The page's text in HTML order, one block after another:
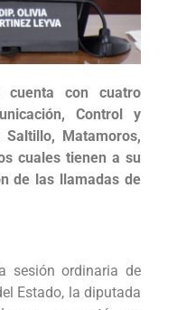
cuenta con cuatro
Control y
Matamoros,
cuales tienen a su
de las llamadas de
sesión ordinaria de
Estado, la diputada